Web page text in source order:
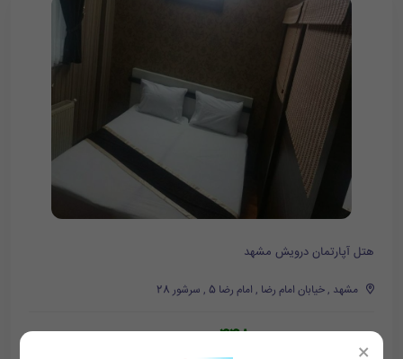
هتل آپارتمان درویش مشهد
مشهد , خیابان امام رضا , امام رضا 5 , سرشور 28
448,000